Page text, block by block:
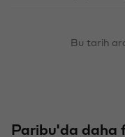
Bu tarih
Paribu'da daha